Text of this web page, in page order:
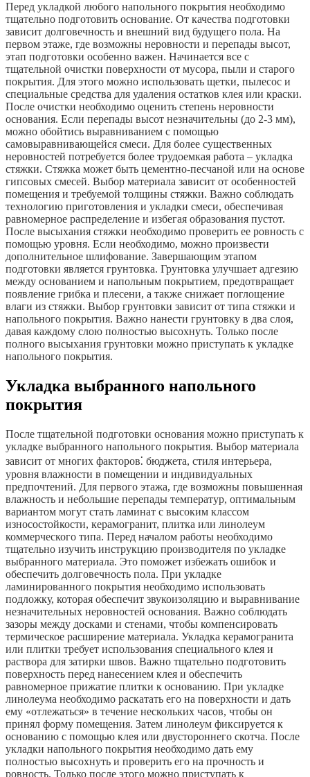
Перед укладкой любого напольного покрытия необходимо
тщательно подготовить основание. От качества подготовки
зависит долговечность и внешний вид будущего пола. На
первом этаже, где возможны неровности и перепады высот,
этап подготовки особенно важен. Начинается все с
тщательной очистки поверхности от мусора, пыли и старого
покрытия. Для этого можно использовать щетки, пылесос и
специальные средства для удаления остатков клея или краски.
После очистки необходимо оценить степень неровности
основания. Если перепады высот незначительны (до 2-3 мм),
можно обойтись выравниванием с помощью
самовыравнивающейся смеси. Для более существенных
неровностей потребуется более трудоемкая работа – укладка
стяжки. Стяжка может быть цементно-песчаной или на основе
гипсовых смесей. Выбор материала зависит от особенностей
помещения и требуемой толщины стяжки. Важно соблюдать
технологию приготовления и укладки смеси, обеспечивая
равномерное распределение и избегая образования пустот.
После высыхания стяжки необходимо проверить ее ровность с
помощью уровня. Если необходимо, можно произвести
дополнительное шлифование. Завершающим этапом
подготовки является грунтовка. Грунтовка улучшает адгезию
между основанием и напольным покрытием, предотвращает
появление грибка и плесени, а также снижает поглощение
влаги из стяжки. Выбор грунтовки зависит от типа стяжки и
напольного покрытия. Важно нанести грунтовку в два слоя,
давая каждому слою полностью высохнуть. Только после
полного высыхания грунтовки можно приступать к укладке
напольного покрытия.
Укладка выбранного напольного
покрытия
После тщательной подготовки основания можно приступать к
укладке выбранного напольного покрытия. Выбор материала
зависит от многих факторов⁚ бюджета, стиля интерьера,
уровня влажности в помещении и индивидуальных
предпочтений. Для первого этажа, где возможны повышенная
влажность и небольшие перепады температур, оптимальным
вариантом могут стать ламинат с высоким классом
износостойкости, керамогранит, плитка или линолеум
коммерческого типа. Перед началом работы необходимо
тщательно изучить инструкцию производителя по укладке
выбранного материала. Это поможет избежать ошибок и
обеспечить долговечность пола. При укладке
ламинированного покрытия необходимо использовать
подложку, которая обеспечит звукоизоляцию и выравнивание
незначительных неровностей основания. Важно соблюдать
зазоры между досками и стенами, чтобы компенсировать
термическое расширение материала. Укладка керамогранита
или плитки требует использования специального клея и
раствора для затирки швов. Важно тщательно подготовить
поверхность перед нанесением клея и обеспечить
равномерное прижатие плитки к основанию. При укладке
линолеума необходимо раскатать его на поверхности и дать
ему «отлежаться» в течение нескольких часов, чтобы он
принял форму помещения. Затем линолеум фиксируется к
основанию с помощью клея или двустороннего скотча. После
укладки напольного покрытия необходимо дать ему
полностью высохнуть и проверить его на прочность и
ровность. Только после этого можно приступать к